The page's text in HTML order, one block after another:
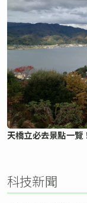
天橋立必去景點一覽
科技新聞